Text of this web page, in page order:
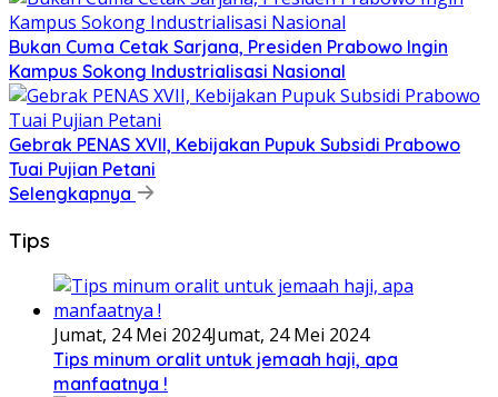
Bukan Cuma Cetak Sarjana, Presiden Prabowo Ingin
Kampus Sokong Industrialisasi Nasional
Gebrak PENAS XVII, Kebijakan Pupuk Subsidi Prabowo
Tuai Pujian Petani
Selengkapnya
Tips
Jumat, 24 Mei 2024Jumat, 24 Mei 2024
Tips minum oralit untuk jemaah haji, apa
manfaatnya !